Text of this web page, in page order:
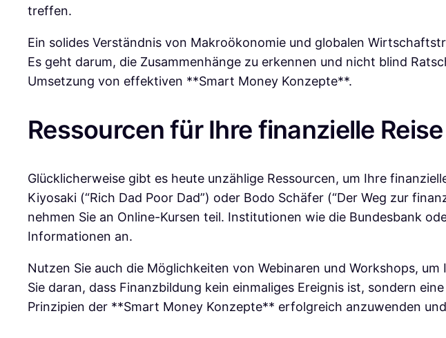
treffen.
Ein solides Verständnis von Makroökonomie und globalen
Es geht darum, die Zusammenhänge zu erkennen und nicht blind
Umsetzung von effektiven **Smart Money Konzepte**.
Ressourcen für Ihre finanzielle Reise
Glücklicherweise gibt es heute unzählige Ressourcen, um Ihre
Kiyosaki (“Rich Dad Poor Dad”) oder Bodo Schäfer (“Der Weg zur
nehmen Sie an Online-Kursen teil. Institutionen wie die Bundesbank
Informationen an.
Nutzen Sie auch die Möglichkeiten von Webinaren und Workshops,
Sie daran, dass Finanzbildung kein einmaliges Ereignis ist, sondern
Prinzipien der **Smart Money Konzepte** erfolgreich anzuwenden